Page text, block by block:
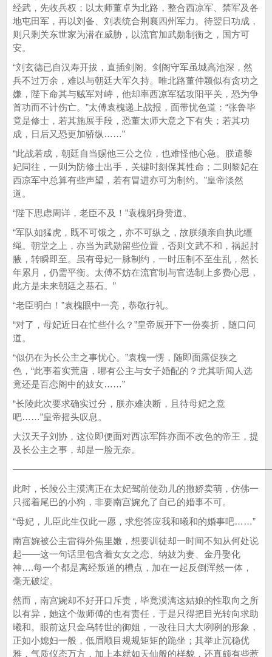
经武，先收兵权；以太师董卓为北路，整合西凉军、禁军及各
地屯田军，再以刘备、刘表统合荆襄四州军力。待翌日功成，
则只剩关东世家为潜在威胁，以流官加武勋制衡之，国方可
安。
“刘玄德已自汉寿开拔，直插剑阁。剑阁守军虽城高池深，然
兵不过万余，难以与朝廷大军久持。唯北路董仲颖似有贪功之
嫌，陛下命其与贼军对峙，他却率西凉军猛攻阳平关，恐为争
首功而不计伤亡。”太傅袁槐递上战报，面带忧色道：“张鲁毕
竟是修士，若其施展手段，恐董太师大意之下有失；若其功
成，日后又恐更加骄纵……”
“此战若成，朝廷自当赐他三公之位，也难怪他心急。朕遣黎
妃同往，一则为防修士出手，关键时刻保其性命；二则黎妃在
西凉军中总算有些声望，若有冒进亦可为制约。”皇帝淡然
道。
“陛下思虑周详，老臣不及！”袁槐躬身赞道。
“军队如猛虎，既不可饿之，亦不可纵之，故朕须亲自执此缰
绳。朝堂之上，亦当为武勋留些位置，否则文武不和，祸起肘
腋，转瞬即至。虽有母妃一脉制约，一时压制不至生乱，然长
年累月，仍需平衡。太傅不妨在流官制与官选制上多费心思，
此方是未来朝廷之基石。”
“老臣明白！”袁槐眼中一亮，恭敬行礼。
“对了，母妃近日在忙些什么？”皇帝展开下一份奏折，随口问
道。
“似仍在为长公主之事忧心。”袁槐一愣，随即面露促狭之
色，“此事着实荒唐，哪有公主与女子婚配的？尤其听闻人选
竟还是百恋阁中的妓女……”
“长陵此次要求确实过分，朕亦难决断，且待母妃之意
吧……”皇帝摇头叹息。
大汉天子刘协，这位即便面对西凉军阵亦面不改色的帝王，提
及长公主之事，却是一脸无奈。
此时，长陵公主漠漓正在太妃驾前使劲儿的撒娇卖萌，仿佛一
只摇着尾巴的小狗，非要南宫婉允了自己的婚事不可。
“母妃，儿臣此生仅此一愿，求您答应我和曦和的婚事吧……”
南宫婉被公主雷得外焦里嫩，想要训徒却一时间不知从何处说
起——这一句话里包含着女女之恋、纳妓为妻、金丹娶化
神….每一个都是离经叛道的槽点，加在一起反倒浑然一体，
毫无破绽。
然而，南宫婉却不好开口斥责，毕竟漠漓这姑娘的性取向之所
以有异，她这个做师傅的也有责任，于是只得把目光转向求助
曦和。眼前这只金乌转世的御姐，一改往日大大咧咧的形象，
正如小媳妇一般，低眉顺目规规矩矩的跪坐；其举止沉稳优
雅，气质仪态万方，加上本就如天仙般的样貌，还真颇有些惹